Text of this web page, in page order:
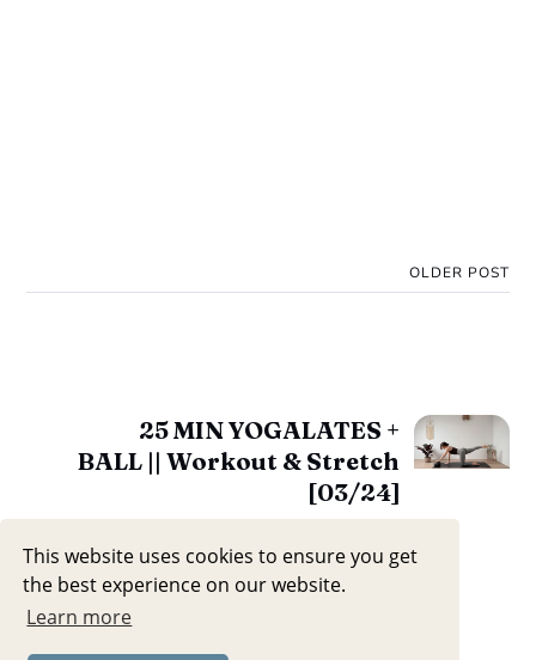
This website uses cookies to ensure you get
the best experience on our website.
Learn more
OLDER POST
25 MIN YOGALATES +
BALL || Workout & Stretch
[03/24]